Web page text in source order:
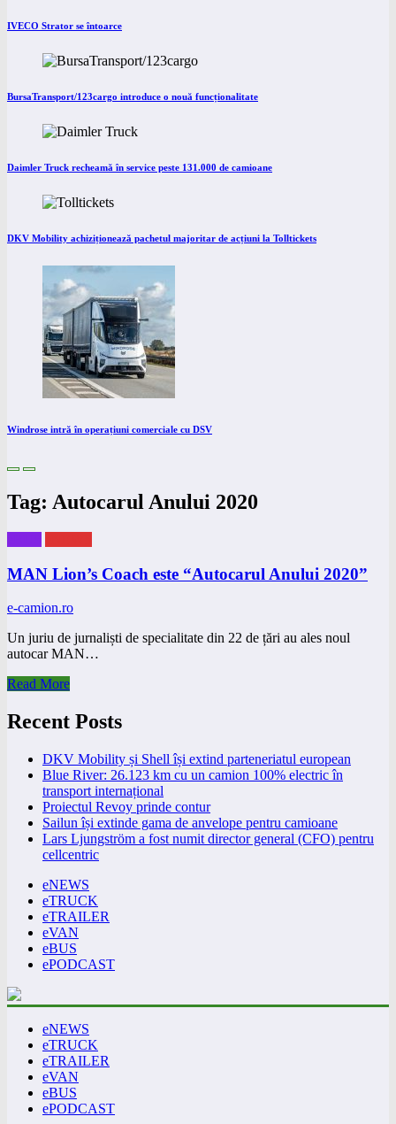
IVECO Strator se întoarce
BursaTransport/123cargo introduce o nouă funcționalitate
Daimler Truck recheamă în service peste 131.000 de camioane
DKV Mobility achiziționează pachetul majoritar de acțiuni la Tolltickets
Windrose intră în operațiuni comerciale cu DSV
Tag: Autocarul Anului 2020
MAN Lion’s Coach este “Autocarul Anului 2020”
e-camion.ro
Un juriu de jurnaliști de specialitate din 22 de țări au ales noul
autocar MAN…
Read More
Recent Posts
DKV Mobility și Shell își extind parteneriatul european
Blue River: 26.123 km cu un camion 100% electric în
transport internațional
Proiectul Revoy prinde contur
Sailun își extinde gama de anvelope pentru camioane
Lars Ljungström a fost numit director general (CFO) pentru
cellcentric
eNEWS
eTRUCK
eTRAILER
eVAN
eBUS
ePODCAST
eNEWS
eTRUCK
eTRAILER
eVAN
eBUS
ePODCAST